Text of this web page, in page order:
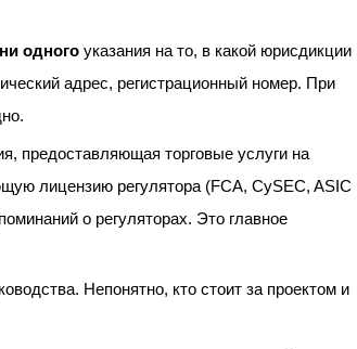
одного указания на то, в какой юрисдикции
адрес, регистрационный номер. При
предоставляющая торговые услуги на
лицензию регулятора (FCA, CySEC, ASIC
о регуляторах. Это главное
Непонятно, кто стоит за проектом и